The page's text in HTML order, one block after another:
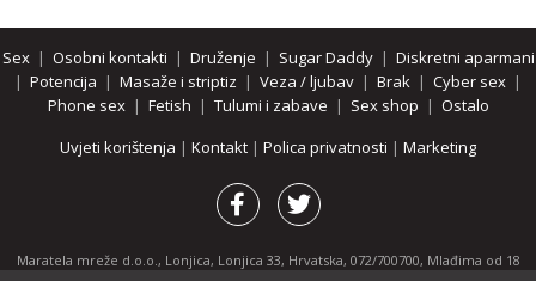
Sex| Osobni kontakti | Druženje | Sugar Daddy| Diskretni aparmani
| Potencija | Masaže i striptiz | Veza / ljubav | Brak | Cyber sex |
Phone sex| Fetish | Tulumi i zabave | Sex shop | Ostalo
Uvjeti korištenja | Kontakt | Polica privatnosti | Marketing
Maratela mreže d.o.o., Lonjica, Lonjica 33, Hrvatska, 072/700700, Mlađima od 18